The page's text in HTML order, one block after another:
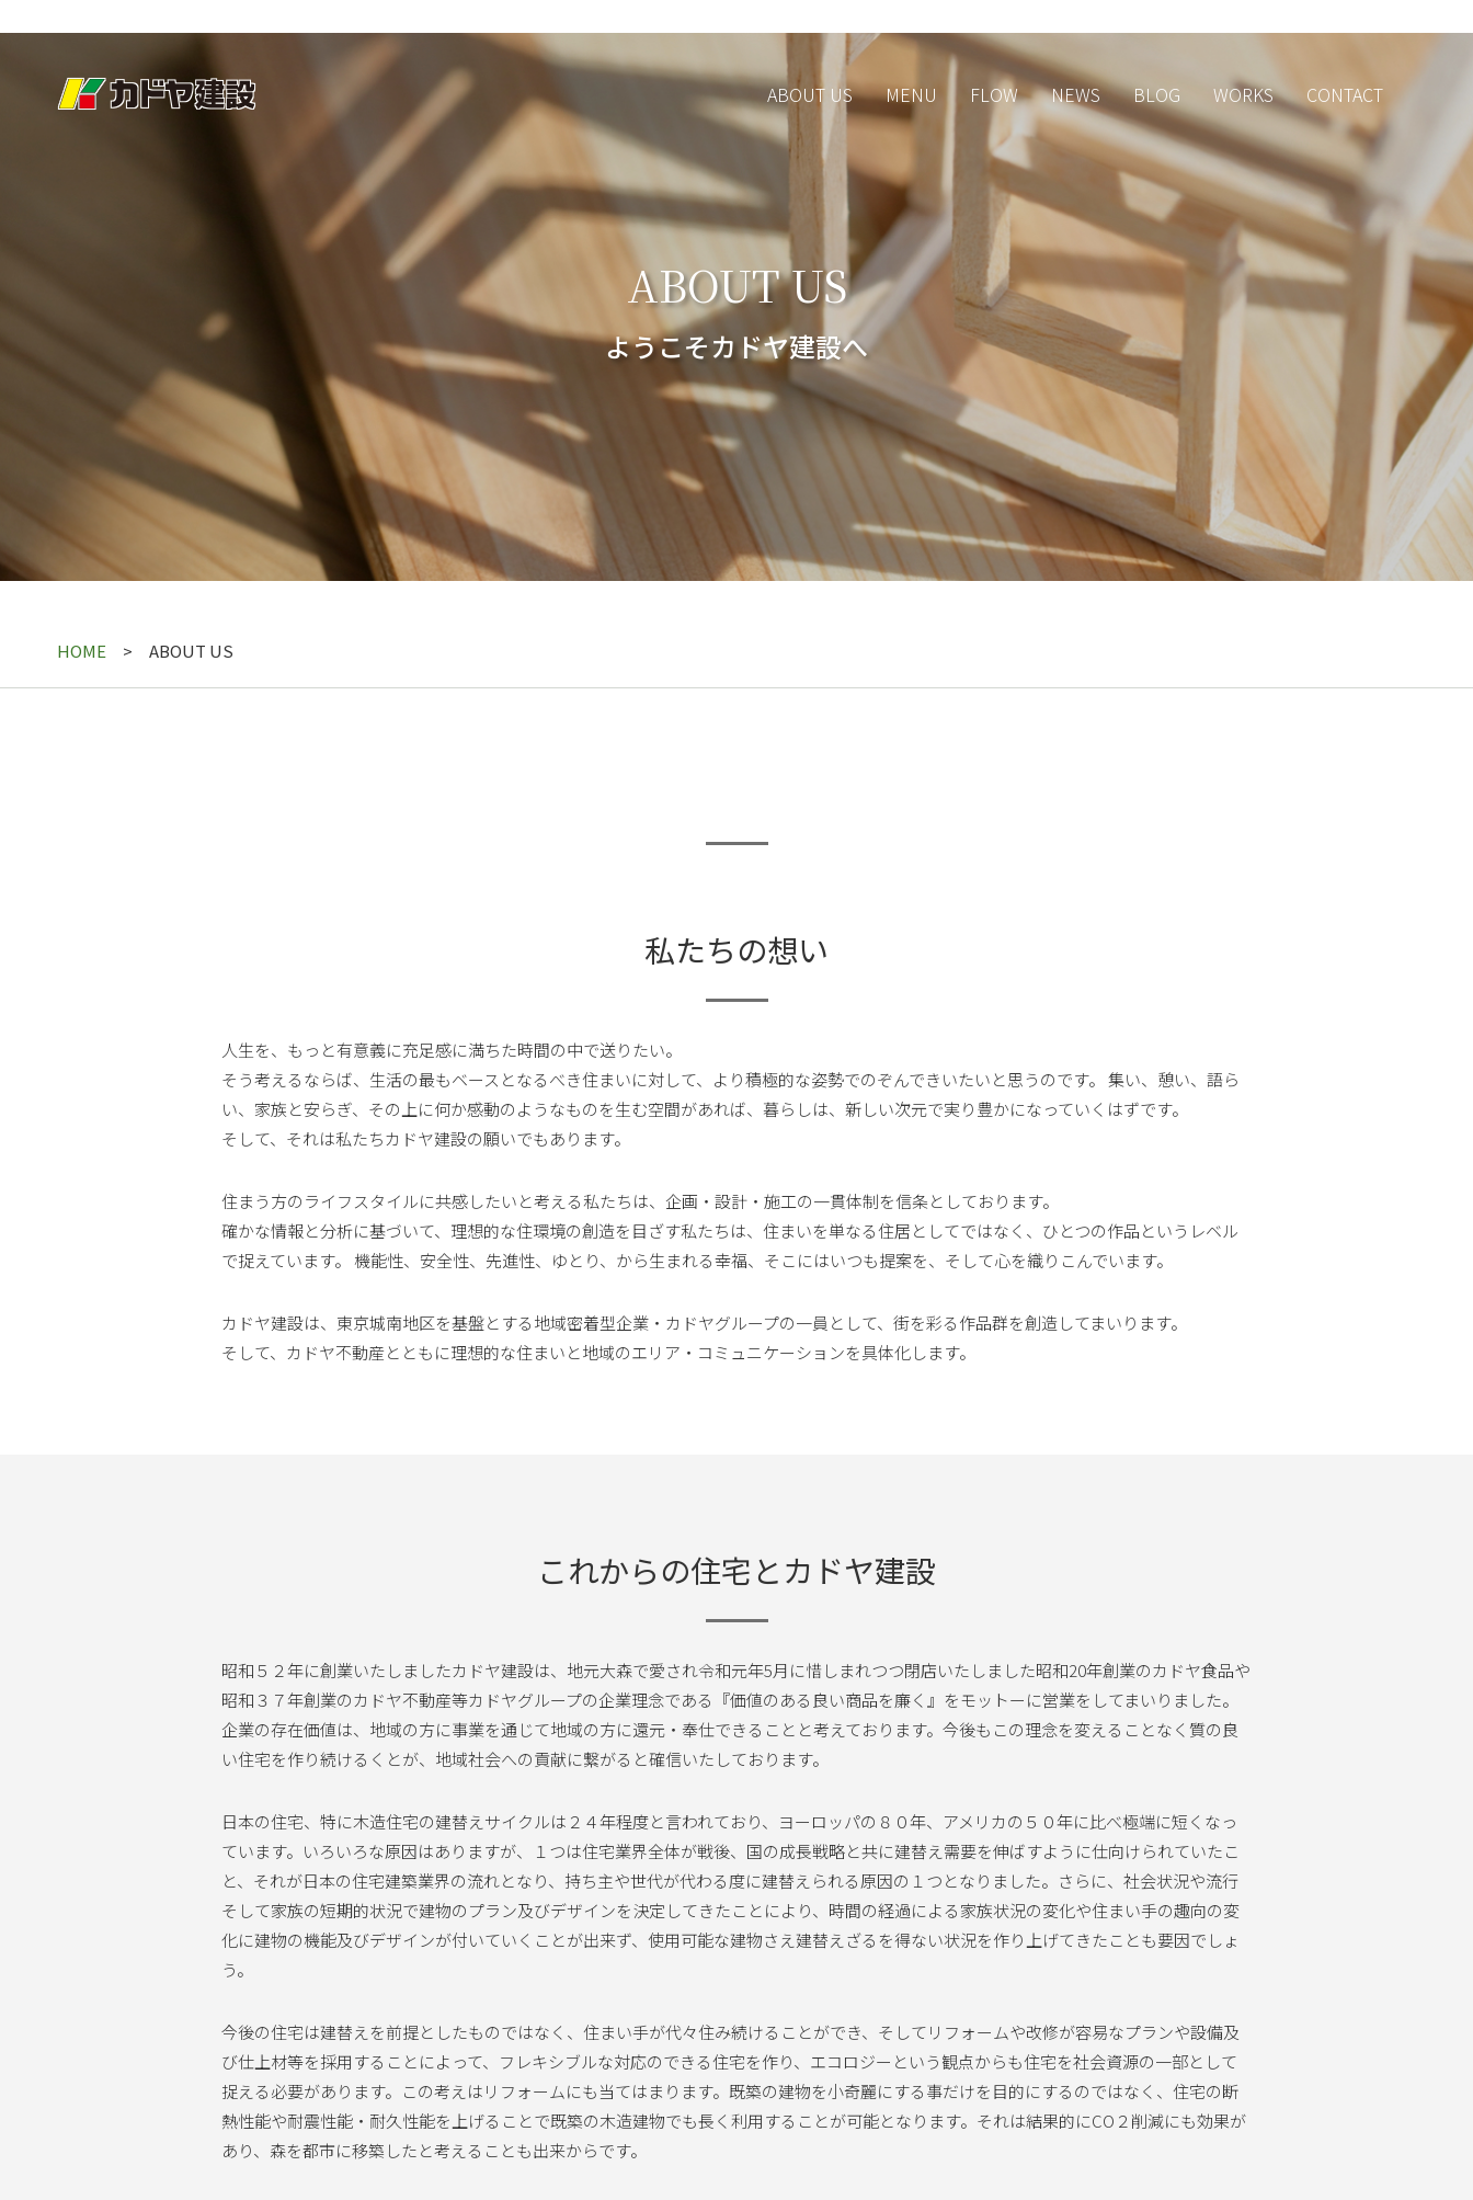
ABOUT US MENU FLOW NEWS BLOG WORKS CONTACT
ABOUT US
ようこそカドヤ建設へ
HOME ABOUT US
私たちの想い
人生を、もっと有意義に充足感に満ちた時間の中で送りたい。
そう考えるならば、生活の最もベースとなるべき住まいに対して、より積極的な姿勢でのぞんできいたいと思うのです。 集い、憩い、語ら
い、家族と安らぎ、その上に何か感動のようなものを生む空間があれば、暮らしは、新しい次元で実り豊かになっていくはずです。
そして、それは私たちカドヤ建設の願いでもあります。
住まう方のライフスタイルに共感したいと考える私たちは、企画・設計・施工の一貫体制を信条としております。
確かな情報と分析に基づいて、理想的な住環境の創造を目ざす私たちは、住まいを単なる住居としてではなく、ひとつの作品というレベル
で捉えています。 機能性、安全性、先進性、ゆとり、から生まれる幸福、そこにはいつも提案を、そして心を織りこんでいます。
カドヤ建設は、東京城南地区を基盤とする地域密着型企業・カドヤグループの一員として、街を彩る作品群を創造してまいります。
そして、カドヤ不動産とともに理想的な住まいと地域のエリア・コミュニケーションを具体化します。
これからの住宅とカドヤ建設
昭和５２年に創業いたしましたカドヤ建設は、地元大森で愛され令和元年5月に惜しまれつつ閉店いたしました昭和20年創業のカドヤ食品や
昭和３７年創業のカドヤ不動産等カドヤグループの企業理念である『価値のある良い商品を廉く』をモットーに営業をしてまいりました。
企業の存在価値は、地域の方に事業を通じて地域の方に還元・奉仕できることと考えております。今後もこの理念を変えることなく質の良
い住宅を作り続けるくとが、地域社会への貢献に繋がると確信いたしております。
日本の住宅、特に木造住宅の建替えサイクルは２４年程度と言われており、ヨーロッパの８０年、アメリカの５０年に比べ極端に短くなっ
ています。いろいろな原因はありますが、１つは住宅業界全体が戦後、国の成長戦略と共に建替え需要を伸ばすように仕向けられていたこ
と、それが日本の住宅建築業界の流れとなり、持ち主や世代が代わる度に建替えられる原因の１つとなりました。さらに、社会状況や流行
そして家族の短期的状況で建物のプラン及びデザインを決定してきたことにより、時間の経過による家族状況の変化や住まい手の趣向の変
化に建物の機能及びデザインが付いていくことが出来ず、使用可能な建物さえ建替えざるを得ない状況を作り上げてきたことも要因でしょ
う。
今後の住宅は建替えを前提としたものではなく、住まい手が代々住み続けることができ、そしてリフォームや改修が容易なプランや設備及
び仕上材等を採用することによって、フレキシブルな対応のできる住宅を作り、エコロジーという観点からも住宅を社会資源の一部として
捉える必要があります。この考えはリフォームにも当てはまります。既築の建物を小奇麗にする事だけを目的にするのではなく、住宅の断
熱性能や耐震性能・耐久性能を上げることで既築の木造建物でも長く利用することが可能となります。それは結果的にCO２削減にも効果が
あり、森を都市に移築したと考えることも出来からです。